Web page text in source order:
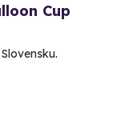
Cup